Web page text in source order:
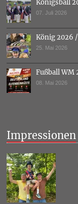
Königsball
07. Juli 2026
König 2026
25. Mai 2026
Fußball WM
08. Mai 2026
Impressionen